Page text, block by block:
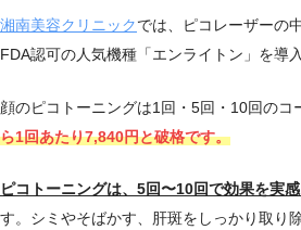
江坂院
大阪メトロ御堂筋線江坂駅南
枚方院 京阪「枚方市駅」東出口5番
湘南美容クリニックでは、ピコレーザーの
FDA認可の人気機種「エンライトン」を導
顔のピコトーニングは1回・5回・10回のコ
ら1回あたり7,840円と破格です。
ピコトーニングは、5回〜10回で効果を実
す。 シミやそばかす、肝斑をしっかり取り